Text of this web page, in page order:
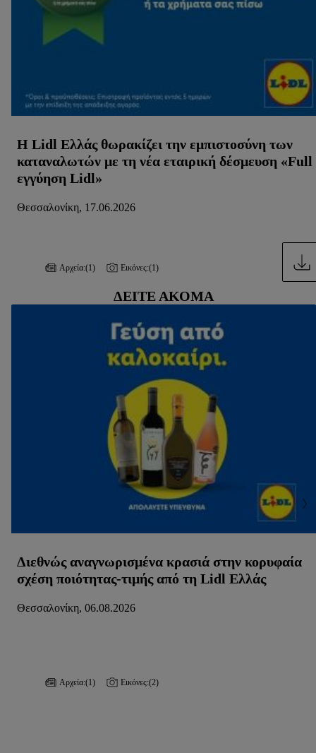
Η Lidl Ελλάς θωρακίζει την εμπιστοσύνη των
καταναλωτών με τη νέα εταιρική δέσμευση «Full
εγγύηση Lidl»
Θεσσαλονίκη, 17.06.2026
Αρχεία:(1) Εικόνες:(1)
ΔΕΊΤΕ ΑΚΌΜΑ
Διεθνώς αναγνωρισμένα κρασιά στην κορυφαία
σχέση ποιότητας-τιμής από τη Lidl Ελλάς
Θεσσαλονίκη, 06.08.2026
Αρχεία:(1) Εικόνες:(2)
Περαιτέρω πληροφορίες, μεταξύ άλλων για την περίοδο
αποθήκευσης των δεδομένων και το δικαίωμά σας να
πολιτική απορρήτου
Μπορείτε να βρείτε τα νομικά στοιχεία της εταιρείας μας
εδώ.